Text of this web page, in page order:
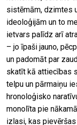
sistēmām, dzimtes
ideoloģijām un to
ietvars palīdz arī
– jo īpaši jauno,
un padomāt par
skatīt kā attiecības
telpu un pārmaiņu
hronoloģisko
monolīta pie
izlasi, kas